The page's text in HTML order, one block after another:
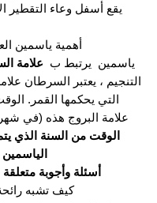
يقع أسفل وعاء التقطير
أهمية ياسمين
ياسمين يرتبط ب علامة
التنجيم ، يعتبر السرطان
التي يحكمها القمر.
علامة البروج هذه (في شهر
الوقت من السنة الذي
أسئلة وأجوبة
كيف تشبه